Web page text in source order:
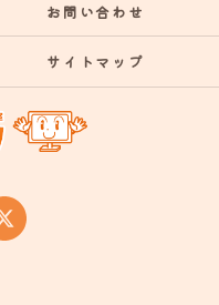
お問い合わせ
サイトマップ